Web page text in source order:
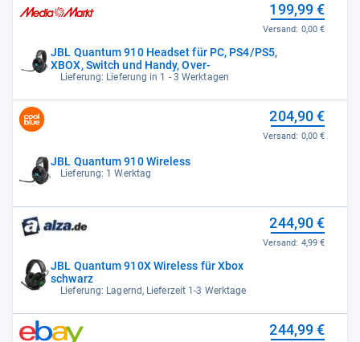
JBL Quantum 910 Headset für PC, PS4/PS5,
XBOX, Switch und Handy, Over-
Lieferung: Lieferung in 1 - 3 Werktagen
199,99 €
Versand: 0,00 €
JBL Quantum 910 Wireless
Lieferung: 1 Werktag
204,90 €
Versand: 0,00 €
JBL Quantum 910X Wireless für Xbox
schwarz
Lieferung: Lagernd, Lieferzeit 1-3 Werktage
244,90 €
Versand: 4,99 €
244,99 €